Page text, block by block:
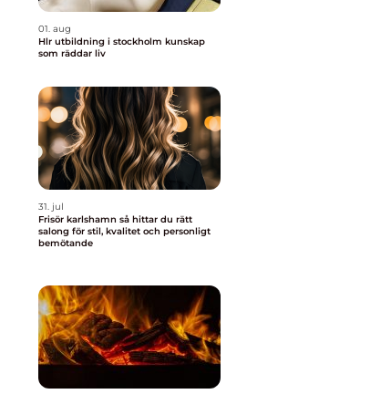
01. aug
Hlr utbildning i stockholm kunskap
som räddar liv
31. jul
Frisör karlshamn så hittar du rätt
salong för stil, kvalitet och personligt
bemötande